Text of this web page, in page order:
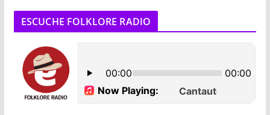
ESCUCHE FOLKLORE RADIO